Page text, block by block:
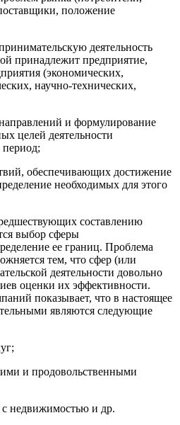
положение
деятельность
принадлежит предприятие,
(экономических,
научно-технических,
и формулирование
целей деятельности
период;
обеспечивающих достижение
необходимых для этого
составлению
выбор сферы
ее границ. Проблема
тем, что сфер (или
деятельности довольно
оценки их эффективности.
показывает, что в настоящее
являются следующие
и продовольственными
с недвижимостью и др.